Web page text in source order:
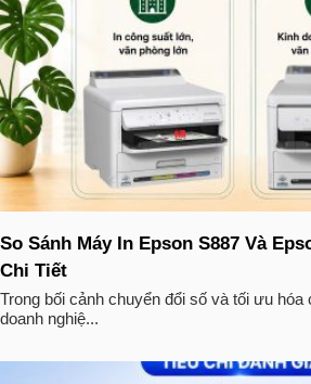
So Sánh Máy In Epson S887 Và
Chi Tiết
Trong bối cảnh chuyển đổi số và tối ưu hóa
doanh nghiệ...